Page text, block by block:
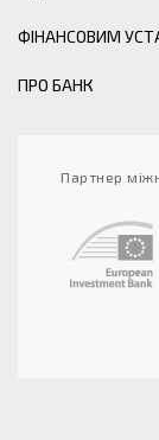
ФІНАНСОВИМ
ПРО БАНК
Партнер